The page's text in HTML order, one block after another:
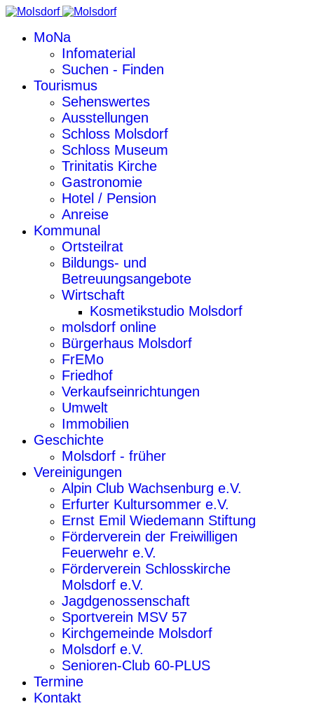
MoNa
Infomaterial
Suchen - Finden
Tourismus
Sehenswertes
Ausstellungen
Schloss Molsdorf
Schloss Museum
Trinitatis Kirche
Gastronomie
Hotel / Pension
Anreise
Kommunal
Ortsteilrat
Bildungs- und
Betreuungsangebote
Wirtschaft
Kosmetikstudio Molsdorf
molsdorf online
Bürgerhaus Molsdorf
FrEMo
Friedhof
Verkaufseinrichtungen
Umwelt
Immobilien
Geschichte
Molsdorf - früher
Vereinigungen
Alpin Club Wachsenburg e.V.
Erfurter Kultursommer e.V.
Ernst Emil Wiedemann Stiftung
Förderverein der Freiwilligen
Feuerwehr e.V.
Förderverein Schlosskirche
Molsdorf e.V.
Jagdgenossenschaft
Sportverein MSV 57
Kirchgemeinde Molsdorf
Molsdorf e.V.
Senioren-Club 60-PLUS
Termine
Kontakt